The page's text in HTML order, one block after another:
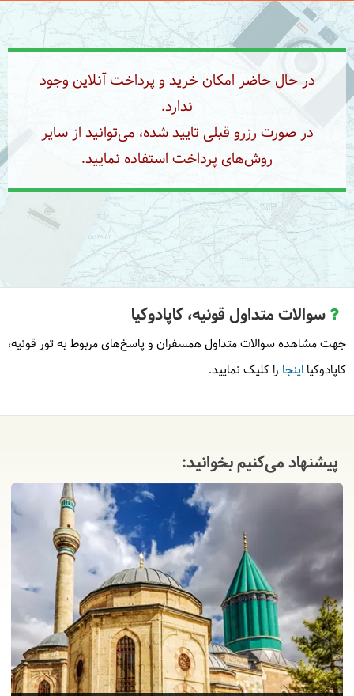
در حال حاضر امکان خرید و پرداخت آنلاین وجود
ندارد.
در صورت رزرو قبلی تایید شده، می‌توانید از سایر
روش‌های پرداخت استفاده نمایید.
سوالات متداول قونیه، کاپادوکیا
جهت مشاهده سوالات متداول همسفران و پاسخ‌های مربوط به تور قونیه،
کاپادوکیا اینجا را کلیک نمایید.
پیشنهاد می‌کنیم بخوانید: